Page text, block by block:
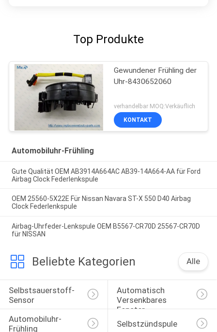
Top Produkte
Gewundener Frühling der
Uhr-8430652060
verhandelbar MOQ:Verkäuflich
KONTAKT
Automobiluhr-Frühling
Gute Qualität OEM AB3914A664AC AB39-14A664-AA für Ford
Airbag Clock Federlenkspule
OEM 25560-5X22E Für Nissan Navara ST-X 550 D40 Airbag
Clock Federlenkspule
Airbag-Uhrfeder-Lenkspule OEM B5567-CR70D 25567-CR70D
für NISSAN
Beliebte Kategorien Alle
Selbstsauerstoff-
Sensor
Automatisch
Versenkbares
Fenster-
Selbstschalter
Automobiluhr-
Frühling
Selbstzündspule